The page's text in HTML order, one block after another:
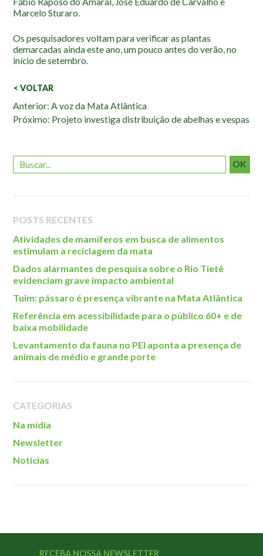
Marcelo Sturaro.
Os pesquisadores voltam para verificar as plantas
demarcadas ainda este ano, um pouco antes do verão, no
início de setembro.
< VOLTAR
Veja
também:
Anterior: A voz da Mata Atlântica
Próximo: Projeto investiga distribuição de abelhas e vespas
OK
POSTS RECENTES
Atividades de mamíferos em busca de alimentos
estimulam a reciclagem da mata
Dados alarmantes de pesquisa sobre o Rio Tietê
evidenciam grave impacto ambiental
Tuim: pássaro é presença vibrante na Mata Atlântica
Referência em acessibilidade para o público 60+ e de
baixa mobilidade
Levantamento da fauna no PEI aponta a presença de
animais de médio e grande porte
CATEGORIAS
Na mídia
Newsletter
Notícias
RECEBA NOSSA NEWSLETTER